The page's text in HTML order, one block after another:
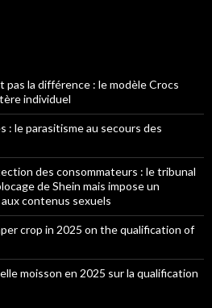
la différence : le modèle Crocs
individuel
: le parasitisme au secours des
des consommateurs : le tribunal
de Shein mais impose un
contenus sexuels
crop in 2025 on the qualification of
moisson en 2025 sur la qualification